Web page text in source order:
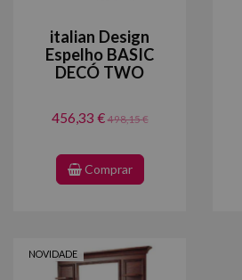
italian Design
Espelho BASIC
DECÓ TWO
456,33 €498,15 €
Comprar
NOVIDADE